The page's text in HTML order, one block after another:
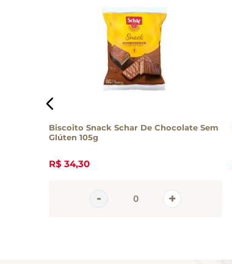
Biscoito Snack Schar De Chocolate Sem
Glúten 105g
R$ 34,30